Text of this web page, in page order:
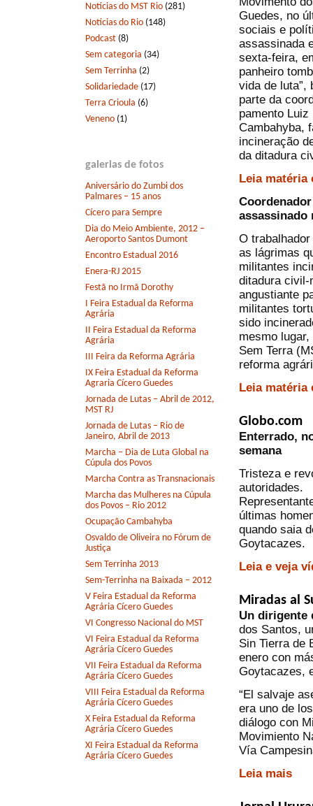
Notícias do MST Rio (281)
Notícias do Rio (148)
Podcast (8)
Sem categoria (34)
Sem Terrinha (2)
Solidariedade (17)
Terra Crioula (6)
Veneno (1)
galerias de fotos
Aniversário do Zumbi dos
Palmares – 15 anos
Cícero para Sempre
Dia do Meio Ambiente, 2012 –
Aeroporto Santos Dumont
Encontro Estadual 2016
Enera-RJ 2015
Festã no Irmã Dorothy
I Feira Estadual da Reforma
Agrária
II Feira Estadual da Reforma
Agrária
III Feira da Reforma Agrária
IX Feira Estadual da Reforma
Agraria Cícero Guedes
Jornada de Lutas – Abril de 2012,
MST RJ
Jornada de Lutas – Rio de
Janeiro, Abril de 2013
Marcha – Dia de Luta Global na
Cúpula dos Povos
Marcha Contra as Transnacionais
Marcha das Mulheres na Cúpula
dos Povos – Rio 2012
Ocupação Cambahyba
Osvaldo de Oliveira no Fórum de
Justiça
Sem Terrinha 2013
Sem-Terrinha na Baixada – 2012
V Feira Estadual da Reforma
Agrária Cícero Guedes
VI Congresso Nacional do MST
VI Feira Estadual da Reforma
Agrária Cícero Guedes
VII Feira Estadual da Reforma
Agrária Cícero Guedes
VIII Feira Estadual da Reforma
Agrária Cícero Guedes
X Feira Estadual da Reforma
Agrária Cícero Guedes
XI Feira Estadual da Reforma
Agrária Cícero Guedes
Guedes, no
sociais e
assas­sinada
sexta-feira,
panheiro
vida de luta”,
parte da
pamento
Cambahyba,
incineração
da ditadura
Leia matéria
assassinado
O
as lágrimas
militantes
ditadura civil-
angustiante
militantes
sido
mesmo
Sem Terra
reforma
Leia matéria
Globo.com
Enterrado,
semana
Tristeza e
autoridades.
últimas
quando saia
Goytacazes.
Leia e veja
Miradas al
Un dirigente
dos Santos,
Sin Tierra de
enero con
Goytacazes,
“El salvaje
era uno de
diálogo con
Movimiento
Vía
Leia mais